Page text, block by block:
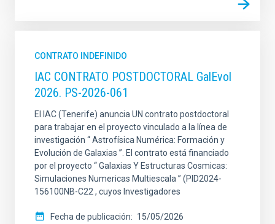
CONTRATO INDEFINIDO
IAC CONTRATO POSTDOCTORAL GalEvol
2026. PS-2026-061
El IAC (Tenerife) anuncia UN contrato postdoctoral
para trabajar en el proyecto vinculado a la línea de
investigación “ Astrofísica Numérica: Formación y
Evolución de Galaxias ”. El contrato está financiado
por el proyecto “ Galaxias Y Estructuras Cosmicas:
Simulaciones Numericas Multiescala ” (PID2024-
156100NB-C22 , cuyos Investigadores
Fecha de publicación
15/05/2026